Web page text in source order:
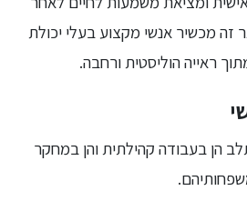
זה מכשיר אנשי מקצוע בעלי יכולת
ראייה הוליסטית ורחבה.
הן בעבודה קהילתית והן במחקר